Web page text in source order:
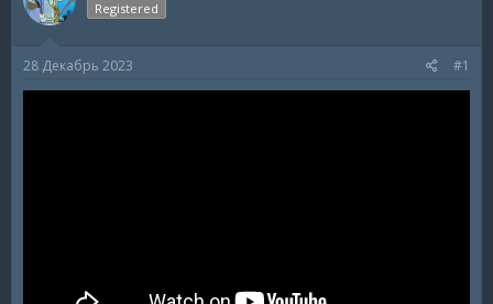
р
т
м
ы
н
а
л
Registered
28 Декабрь 2023 #1